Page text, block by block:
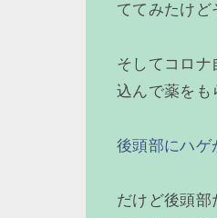
ててみたけど
そしてコロナ
込んで薬をも
後頭部にハゲ
だけど後頭